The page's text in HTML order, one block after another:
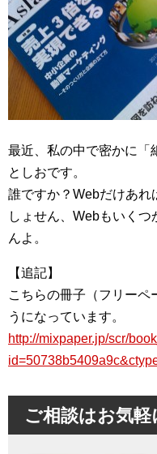
最近、私の中で密かに「
としおです。
誰ですか？Webだけあれ
しょせん、Webもいく
んよ。
【追記】
こちらの冊子（フリーペ
うになっています。
http://mixpaper.jp/scr/
ご相談はお気軽